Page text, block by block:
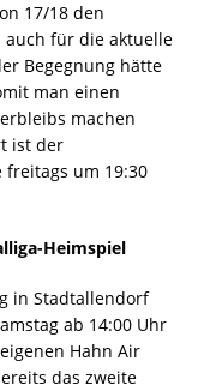
17/18 den
für die aktuelle
Begegnung hätte
man einen
machen
ist der
freitags um 19:30
Heimspiel
in Stadtallendorf
ab 14:00 Uhr
Hahn Air
das zweite